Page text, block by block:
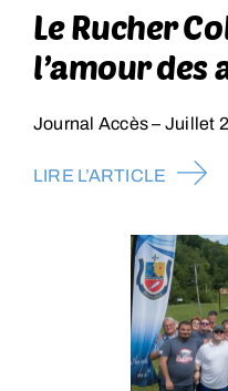
Le Rucher
l’amour des
Journal Accès – Juillet
LIRE L’ARTICLE